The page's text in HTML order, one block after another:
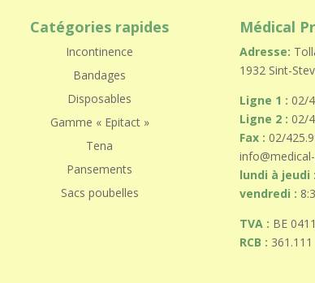
Catégories rapides
Incontinence
Bandages
Disposables
Gamme « Epitact »
Tena
Pansements
Sacs poubelles
Médical
Adresse:
1932 Sint-
Ligne 1 : 02/
Ligne 2 : 02/
Fax : 02/
lundi à jeudi :
vendredi :
TVA : BE
RCB : 361.111